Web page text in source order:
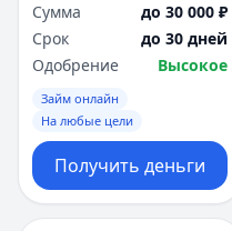
Сумма
до 30 000 ₽
Срок
до 30 дней
Одобрение
Высокое
Займ онлайн
На любые цели
Получить деньги